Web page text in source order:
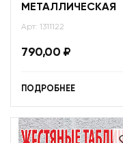
МЕТАЛЛИЧЕСКАЯ
Арт: 1311122
790,00 ₽
ПОДРОБНЕЕ